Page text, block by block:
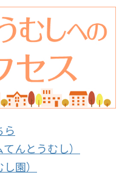
ら
んとうむし）
園）